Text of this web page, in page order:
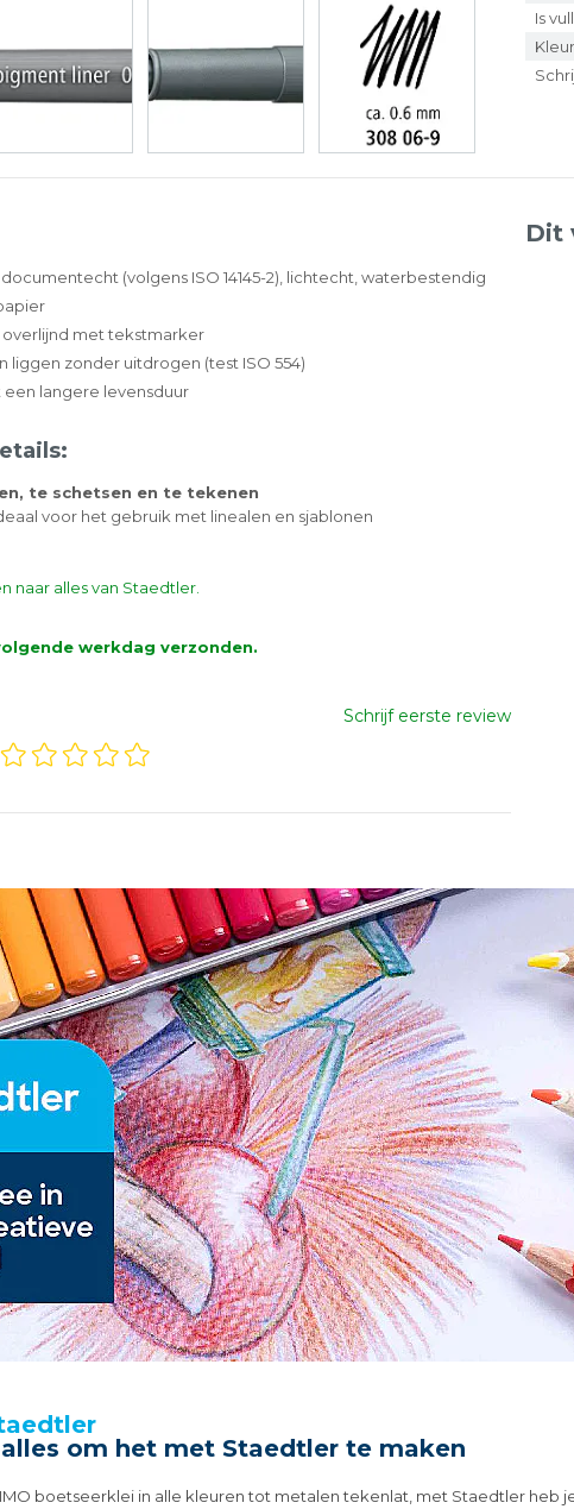
Is
(volgens ISO 14145-2), lichtecht, waterbestendig
met tekstmarker
liggen zonder uitdrogen (test ISO 554)
langere levensduur
te schetsen en te tekenen
voor het gebruik met linealen en sjablonen
naar alles van Staedtler.
Dit
Blauw Schuine
2-5mm 2
Permanentmarker
90 Rood Schuine
Punt 2-5mm
werkdag verzonden.
Schrijf eerste review
om het met Staedtler te maken
boetseerklei in alle kleuren tot metalen tekenlat, met Staedtler heb